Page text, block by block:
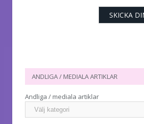
ANDLIGA / MEDIALA ARTIKLAR
Andliga / mediala artiklar